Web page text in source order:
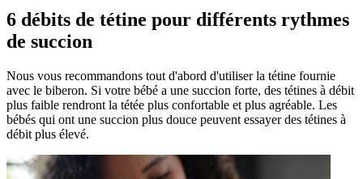
6 débits de tétine pour différents rythmes
de succion
Nous vous recommandons tout d'abord d'utiliser la tétine fournie
avec le biberon. Si votre bébé a une succion forte, des tétines à débit
plus faible rendront la tétée plus confortable et plus agréable. Les
bébés qui ont une succion plus douce peuvent essayer des tétines à
débit plus élevé.